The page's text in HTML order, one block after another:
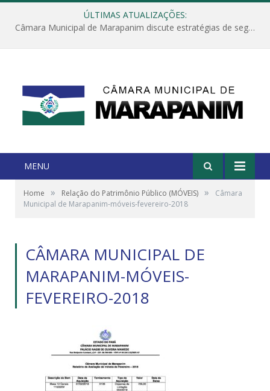
ÚLTIMAS ATUALIZAÇÕES:
Câmara Municipal de Marapanim discute estratégias de segurança com autoridades e poder executivo
MENU
Home » Relação do Patrimônio Público (MÓVEIS) »
Câmara
Municipal de Marapanim-móveis-fevereiro-2018
CÂMARA MUNICIPAL DE
MARAPANIM-MÓVEIS-
FEVEREIRO-2018